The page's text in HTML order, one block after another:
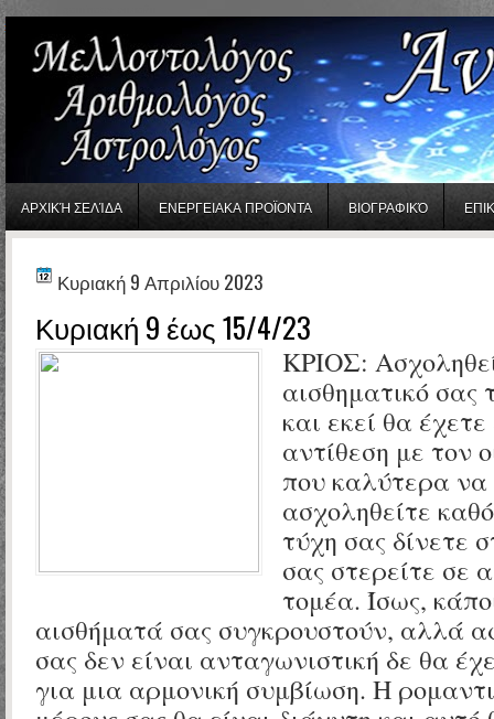
ΑΡΧΙΚΉ ΣΕΛΊΔΑ ΕΝΕΡΓΕΙΑΚΑ ΠΡΟΪΟΝΤΑ ΒΙΟΓΡΑΦΙΚΌ
Κυριακή 9 Απριλίου 2023
Κυριακή 9 έως 15/4/23
ΚΡΙΟΣ:
αισθηματικό
και εκεί θα
αντίθεση με τον
που καλύτερα να
ασχοληθείτε
τύχη σας δίνετε
σας στερείτε σε
τομέα. Ίσως,
αισθήματά σας συγκρουστούν, αλλά
σας δεν είναι ανταγωνιστική δε θα
για μια αρμονική συμβίωση. Η